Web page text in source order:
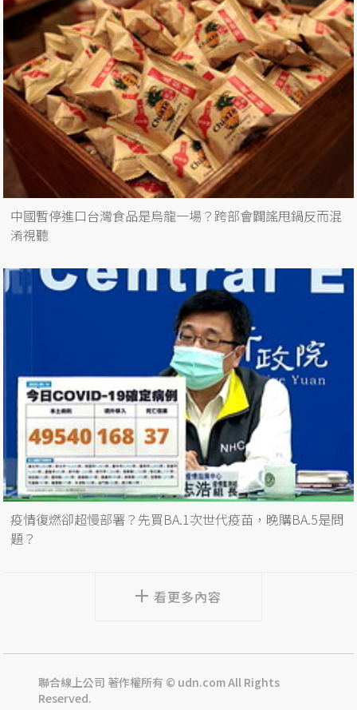
中國暫停進口台灣食品是烏龍一場？跨部會闢謠甩鍋反而混
淆視聽
疫情復燃卻超慢部署？先買BA.1次世代疫苗，晚購BA.5是問
題？
看更多內容
聯合線上公司 著作權所有 © udn.com All Rights
Reserved.